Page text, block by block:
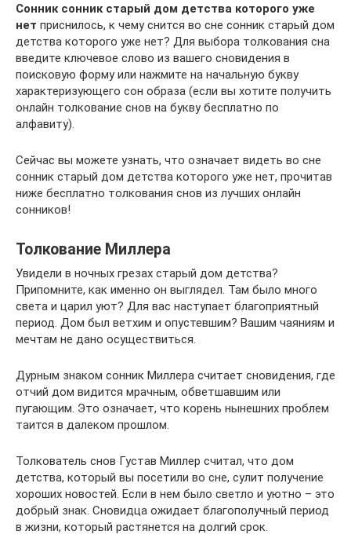
Сонник сонник старый дом детства которого уже
нет приснилось, к чему снится во сне сонник старый дом
детства которого уже нет? Для выбора толкования сна
введите ключевое слово из вашего сновидения в
поисковую форму или нажмите на начальную букву
характеризующего сон образа (если вы хотите получить
онлайн толкование снов на букву бесплатно по
алфавиту).
Сейчас вы можете узнать, что означает видеть во сне
сонник старый дом детства которого уже нет, прочитав
ниже бесплатно толкования снов из лучших онлайн
сонников!
Толкование Миллера
Увидели в ночных грезах старый дом детства?
Припомните, как именно он выглядел. Там было много
света и царил уют? Для вас наступает благоприятный
период. Дом был ветхим и опустевшим? Вашим чаяниям и
мечтам не дано осуществиться.
Дурным знаком сонник Миллера считает сновидения, где
отчий дом видится мрачным, обветшавшим или
пугающим. Это означает, что корень нынешних проблем
таится в далеком прошлом.
Толкователь снов Густав Миллер считал, что дом
детства, который вы посетили во сне, сулит получение
хороших новостей. Если в нем было светло и уютно – это
добрый знак. Сновидца ожидает благополучный период
в жизни, который растянется на долгий срок.